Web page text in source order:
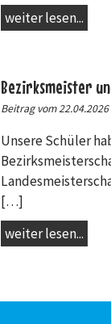
weiter lesen...
Bezirksmeister
Beitrag vom 22.04.2026
Unsere Schüler
[…]
weiter lesen...